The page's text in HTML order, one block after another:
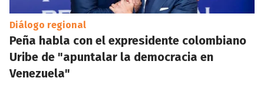
Diálogo regional
Peña habla con el expresidente colombiano
Uribe de "apuntalar la democracia en
Venezuela"